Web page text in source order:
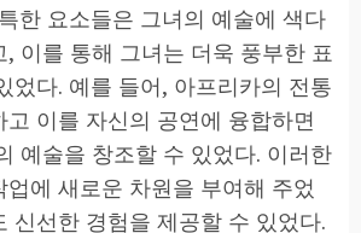
한 요소들은 그녀의 예술에 색다
, 이를 통해 그녀는 더욱 풍부한 표
었다. 예를 들어, 아프리카의 전통
이를 자신의 공연에 융합하면
예술을 창조할 수 있었다. 이러한
에 새로운 차원을 부여해 주었
신선한 경험을 제공할 수 있었다.